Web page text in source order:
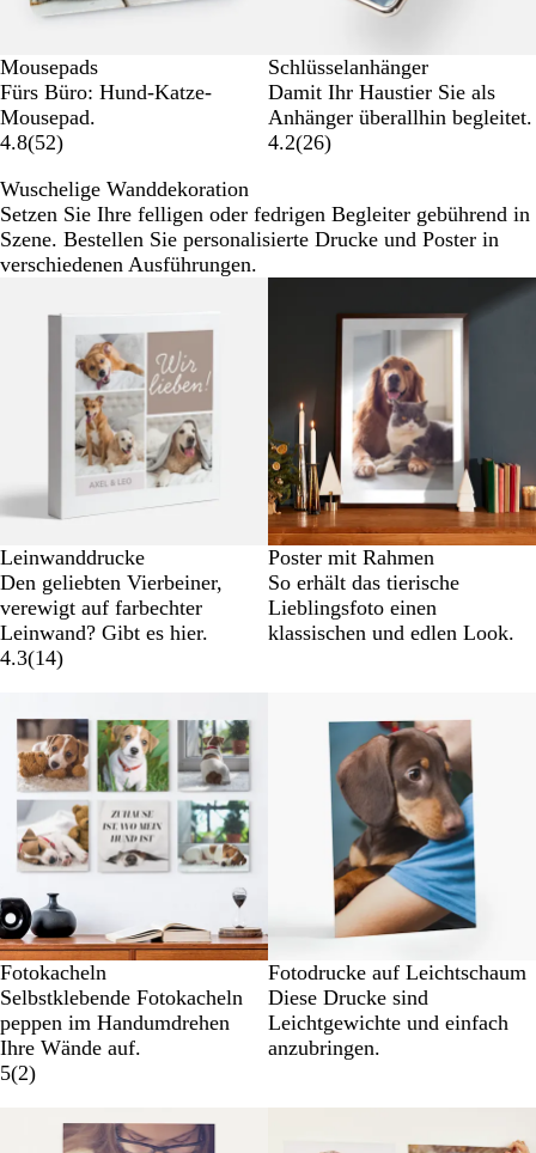
Mousepads
Fürs Büro: Hund-Katze-
Mousepad.
4.8(52)
Schlüsselanhänger
Damit Ihr Haustier Sie als
Anhänger überallhin begleitet.
4.2(26)
Wuschelige Wanddekoration
Setzen Sie Ihre felligen oder fedrigen Begleiter gebührend in
Szene. Bestellen Sie personalisierte Drucke und Poster in
verschiedenen Ausführungen.
Leinwanddrucke
Den geliebten Vierbeiner,
verewigt auf farbechter
Leinwand? Gibt es hier.
4.3(14)
Poster mit Rahmen
So erhält das tierische
Lieblingsfoto einen
klassischen und edlen Look.
Fotokacheln
Selbstklebende Fotokacheln
peppen im Handumdrehen
Ihre Wände auf.
5(2)
Fotodrucke auf Leichtschaum
Diese Drucke sind
Leichtgewichte und einfach
anzubringen.
Neue Optionen